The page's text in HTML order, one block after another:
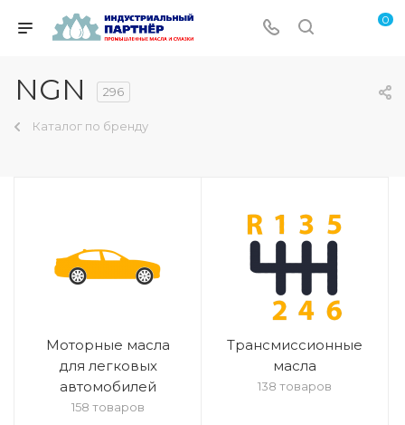
0
NGN 296
Каталог по бренду
Моторные масла
для легковых
автомобилей
158 товаров
Трансмиссионные
масла
138 товаров